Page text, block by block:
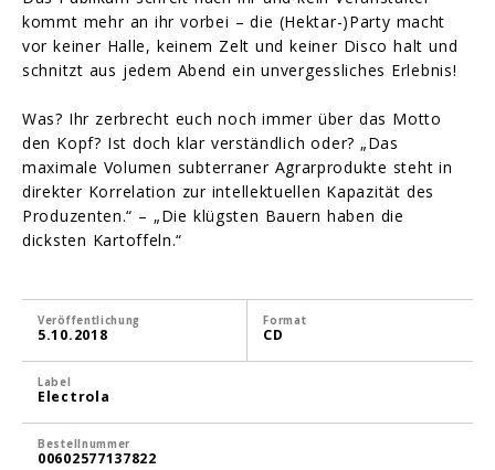
kommt mehr an ihr vorbei – die (Hektar-)Party macht
vor keiner Halle, keinem Zelt und keiner Disco halt und
schnitzt aus jedem Abend ein unvergessliches Erlebnis!
Was? Ihr zerbrecht euch noch immer über das Motto
den Kopf? Ist doch klar verständlich oder? „Das
maximale Volumen subterraner Agrarprodukte steht in
direkter Korrelation zur intellektuellen Kapazität des
Produzenten.“ – „Die klügsten Bauern haben die
dicksten Kartoffeln.“
Veröffentlichung
5.10.2018
Format
CD
Label
Electrola
Bestellnummer
00602577137822